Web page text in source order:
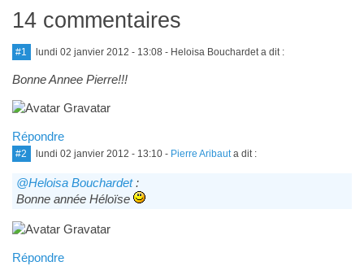
14 commentaires
#1 lundi 02 janvier 2012 - 13:08 - Heloisa Bouchardet a dit :
Bonne Annee Pierre!!!
Répondre
#2 lundi 02 janvier 2012 - 13:10- Pierre Aribauta dit :
@Heloisa Bouchardet:
Bonne année Héloïse
Répondre